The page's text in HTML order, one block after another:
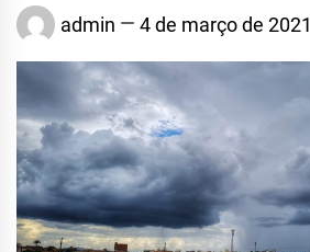
admin 4 de março de 2021